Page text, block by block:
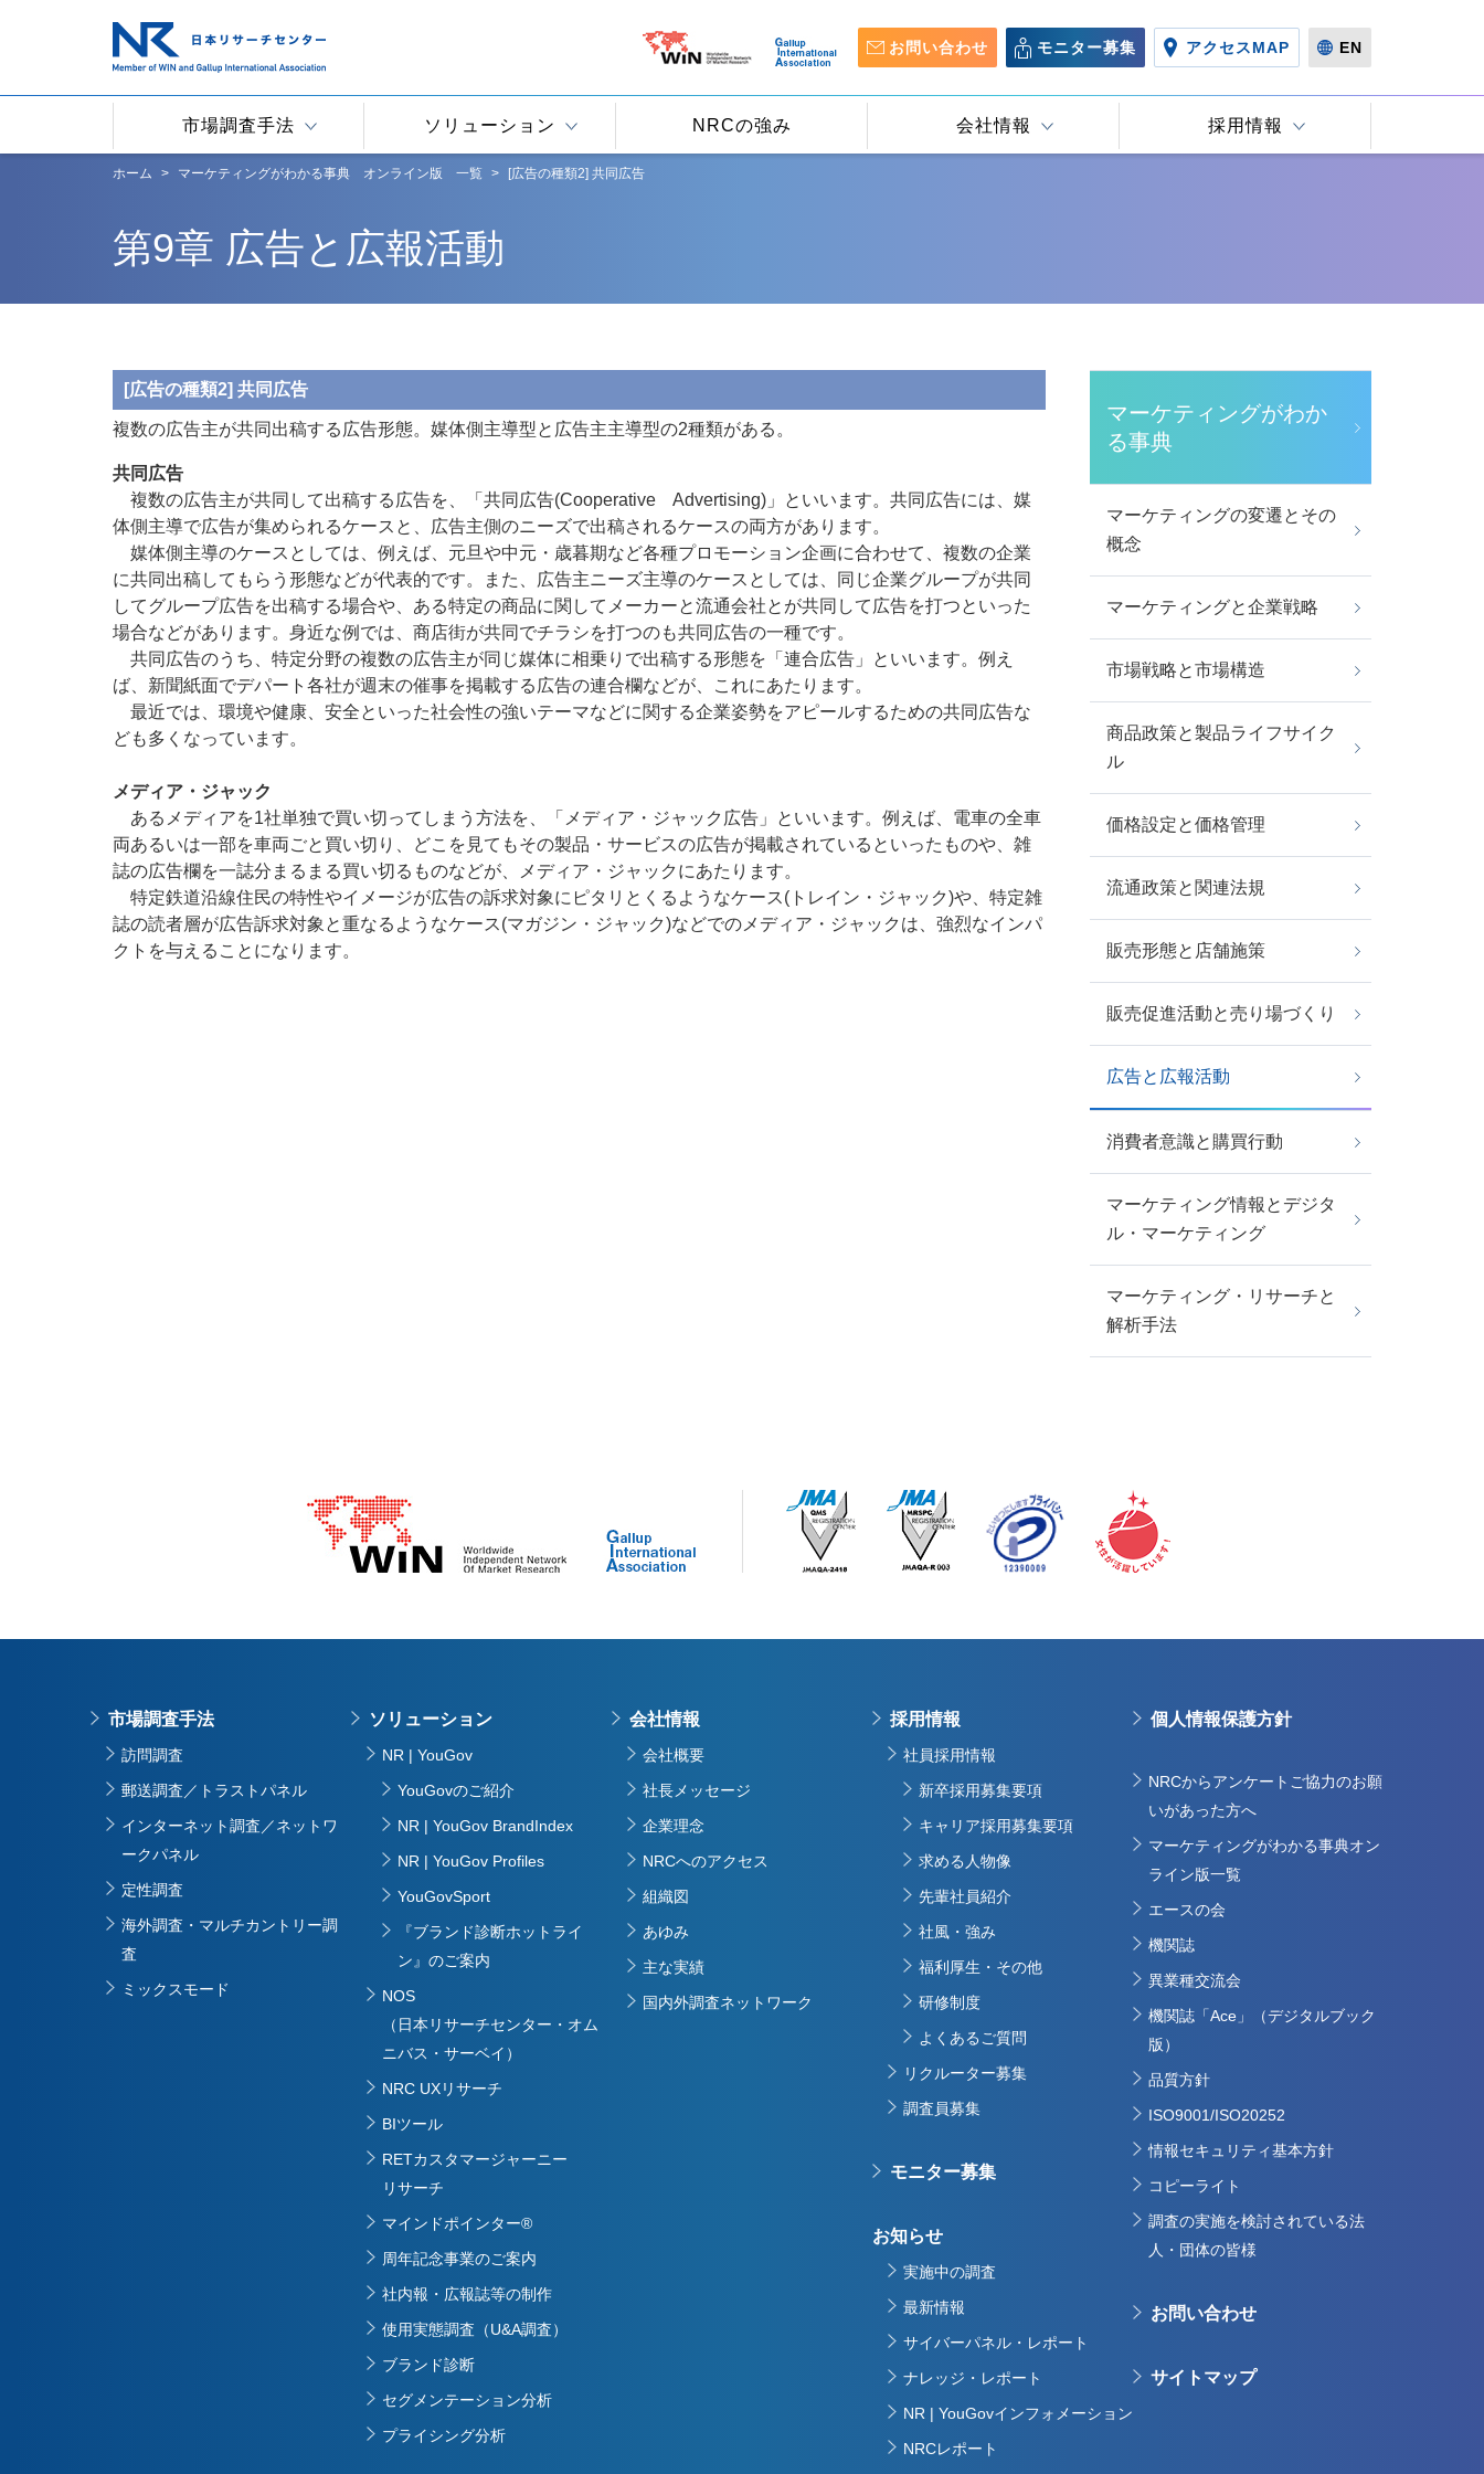
お問い合わせ モニター募集 アクセスMAP EN
市場調査手法 ソリューション NRCの強み 会社情報 採用情報
ホーム マーケティングがわかる事典 オンライン版 一覧 [広告の種類2] 共同広告
第9章 広告と広報活動
[広告の種類2] 共同広告
複数の広告主が共同出稿する広告形態。媒体側主導型と広告主主導型の2種類がある。
共同広告
複数の広告主が共同して出稿する広告を、「共同広告(Cooperative Advertising)」といいます。共同広告には、媒
体側主導で広告が集められるケースと、広告主側のニーズで出稿されるケースの両方があります。
媒体側主導のケースとしては、例えば、元旦や中元・歳暮期など各種プロモーション企画に合わせて、複数の企業
に共同出稿してもらう形態などが代表的です。また、広告主ニーズ主導のケースとしては、同じ企業グループが共同
してグループ広告を出稿する場合や、ある特定の商品に関してメーカーと流通会社とが共同して広告を打つといった
場合などがあります。身近な例では、商店街が共同でチラシを打つのも共同広告の一種です。
共同広告のうち、特定分野の複数の広告主が同じ媒体に相乗りで出稿する形態を「連合広告」といいます。例え
ば、新聞紙面でデパート各社が週末の催事を掲載する広告の連合欄などが、これにあたります。
最近では、環境や健康、安全といった社会性の強いテーマなどに関する企業姿勢をアピールするための共同広告な
ども多くなっています。
メディア・ジャック
あるメディアを1社単独で買い切ってしまう方法を、「メディア・ジャック広告」といいます。例えば、電車の全車
両あるいは一部を車両ごと買い切り、どこを見てもその製品・サービスの広告が掲載されているといったものや、雑
誌の広告欄を一誌分まるまる買い切るものなどが、メディア・ジャックにあたります。
特定鉄道沿線住民の特性やイメージが広告の訴求対象にピタリとくるようなケース(トレイン・ジャック)や、特定雑
誌の読者層が広告訴求対象と重なるようなケース(マガジン・ジャック)などでのメディア・ジャックは、強烈なインパ
クトを与えることになります。
マーケティングがわか
る事典
マーケティングの変遷とその
概念
マーケティングと企業戦略
市場戦略と市場構造
商品政策と製品ライフサイク
ル
価格設定と価格管理
流通政策と関連法規
販売形態と店舗施策
販売促進活動と売り場づくり
広告と広報活動
消費者意識と購買行動
マーケティング情報とデジタ
ル・マーケティング
マーケティング・リサーチと
解析手法
市場調査手法
訪問調査
郵送調査／トラストパネル
インターネット調査／ネットワ
ークパネル
定性調査
海外調査・マルチカントリー調
査
ミックスモード
ソリューション
NR | YouGov
YouGovのご紹介
NR | YouGov BrandIndex
NR | YouGov Profiles
YouGovSport
『ブランド診断ホットライ
ン』のご案内
NOS
（日本リサーチセンター・オム
ニバス・サーベイ）
NRC UXリサーチ
BIツール
RETカスタマージャーニー
リサーチ
マインドポインター®
周年記念事業のご案内
社内報・広報誌等の制作
使用実態調査（U&A調査）
ブランド診断
セグメンテーション分析
プライシング分析
会社情報
会社概要
社長メッセージ
企業理念
NRCへのアクセス
組織図
あゆみ
主な実績
国内外調査ネットワーク
採用情報
社員採用情報
新卒採用募集要項
キャリア採用募集要項
求める人物像
先輩社員紹介
社風・強み
福利厚生・その他
研修制度
よくあるご質問
リクルーター募集
調査員募集
モニター募集
お知らせ
実施中の調査
最新情報
サイバーパネル・レポート
ナレッジ・レポート
NR | YouGovインフォメーション
NRCレポート
個人情報保護方針
NRCからアンケートご協力のお願
いがあった方へ
マーケティングがわかる事典オン
ライン版一覧
エースの会
機関誌
異業種交流会
機関誌「Ace」（デジタルブック
版）
品質方針
ISO9001/ISO20252
情報セキュリティ基本方針
コピーライト
調査の実施を検討されている法
人・団体の皆様
お問い合わせ
サイトマップ